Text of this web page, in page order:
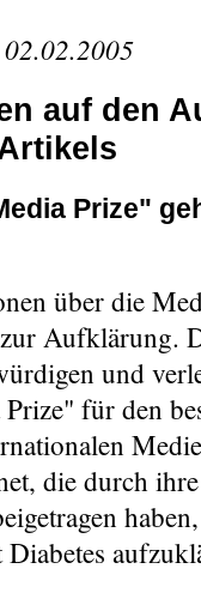
auf den
Prize"
über die
Aufklärung.
und
für den
die durch